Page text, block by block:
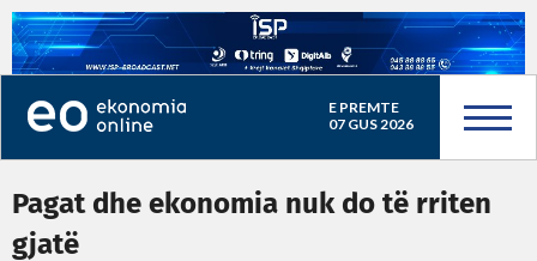
E PREMTE
07 GUS 2026
Pagat dhe ekonomia nuk do të rriten
gjatë